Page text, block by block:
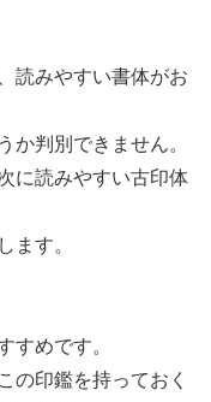
読みやすい書体がお
か判別できません。
に読みやすい古印体
ます。
すめです。
の印鑑を持っておく